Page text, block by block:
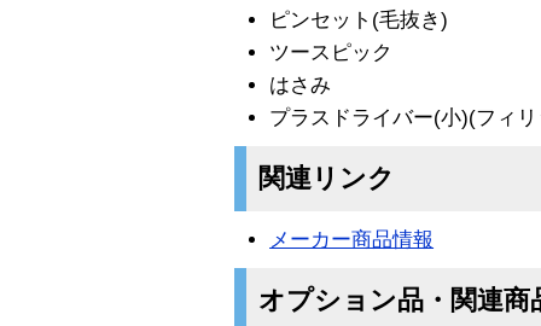
ピンセット(毛抜き)
ツースピック
はさみ
プラスドライバー(小)(フィ
関連リンク
メーカー商品情報
オプション品・関連商